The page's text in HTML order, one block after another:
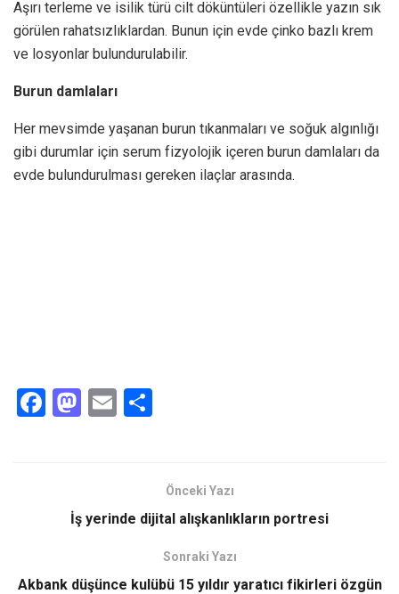
Aşırı terleme ve isilik türü cilt döküntüleri özellikle yazın sık
görülen rahatsızlıklardan. Bunun için evde çinko bazlı krem
ve losyonlar bulundurulabilir.
Burun damlaları
Her mevsimde yaşanan burun tıkanmaları ve soğuk algınlığı
gibi durumlar için serum fizyolojik içeren burun damlaları da
evde bulundurulması gereken ilaçlar arasında.
F
k
M
d
n
E
Önceki Yazı
İş yerinde dijital alışkanlıkların portresi
Sonraki Yazı
Akbank düşünce kulübü 15 yıldır yaratıcı fikirleri özgün